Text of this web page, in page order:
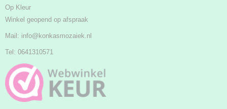
Op Kleur
Winkel geopend op afspraak
Mail: info@konkasmozaiek.nl
Tel: 0641310571